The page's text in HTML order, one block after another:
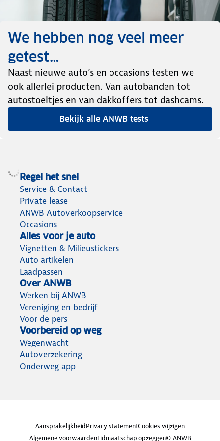
We hebben nog veel meer
getest…
Naast nieuwe auto’s en occasions testen we
ook allerlei producten. Van autobanden tot
autostoeltjes en van dakkoffers tot dashcams.
Bekijk alle ANWB tests
Regel het snel
Service & Contact
Private lease
ANWB Autoverkoopservice
Occasions
Alles voor je auto
Vignetten & Milieustickers
Auto artikelen
Laadpassen
Over ANWB
Werken bij ANWB
Vereniging en bedrijf
Voor de pers
Voorbereid op weg
Wegenwacht
Autoverzekering
Onderweg app
AansprakelijkheidPrivacy statementCookies wijzigen
Algemene voorwaardenLidmaatschap opzeggen© ANWB